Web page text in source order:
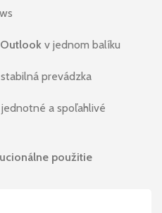
v jednom balíku
prevádzka
a spoľahlivé
použitie